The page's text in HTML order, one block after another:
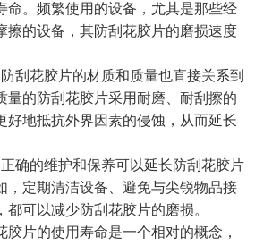
命。频繁使用的设备，尤其是那些经
擦的设备，其防刮花胶片的磨损速度
刮花胶片的材质和质量也直接关系到
量的防刮花胶片采用耐磨、耐刮擦的
好地抵抗外界因素的侵蚀，从而延长
确的维护和保养可以延长防刮花胶片
，定期清洁设备、避免与尖锐物品接
都可以减少防刮花胶片的磨损。
胶片的使用寿命是一个相对的概念，